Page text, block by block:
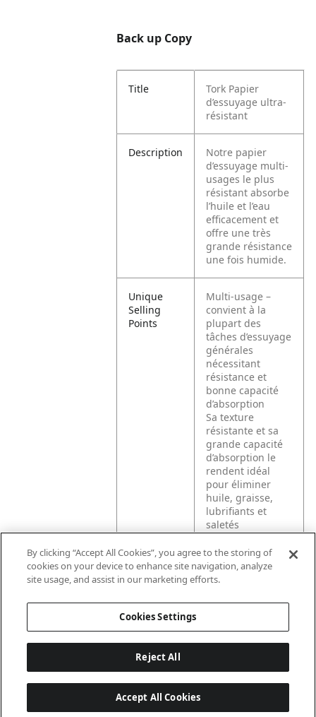
Back up Copy
Title
Tork Papier
d’essuyage ultra-
résistant
Description
Notre papier
d’essuyage multi-
usages le plus
résistant absorbe
l’huile et l’eau
efficacement et
offre une très
grande résistance
une fois humide.
Unique
Selling
Points
Multi-usage –
convient à la
plupart des
tâches d’essuyage
générales
nécessitant
résistance et
bonne capacité
d’absorption
Sa texture
résistante et sa
grande capacité
d’absorption le
rendent idéal
pour éliminer
huile, graisse,
lubrifiants et
saletés
Hautement
durable –
résistant même
mouillé et
By clicking “Accept All Cookies”, you agree to the storing of
cookies on your device to enhance site navigation, analyze
site usage, and assist in our marketing efforts.
Cookies Settings
Reject All
Accept All Cookies